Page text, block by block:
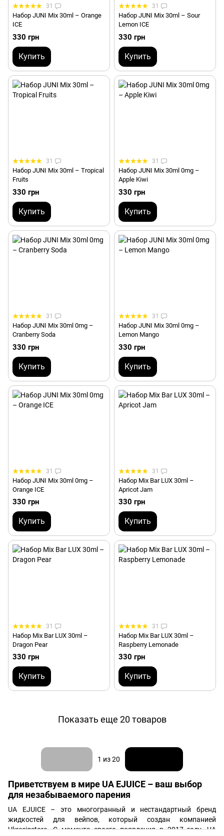
31
Набор JUNI Mix 30ml – Orange
ICE
330 грн
Купить
31
Набор JUNI Mix 30ml – Sour
Lemon ICE
330 грн
Купить
31
Набор JUNI Mix 30ml – Tropical
Fruits
330 грн
Купить
31
Набор JUNI Mix 30ml 0mg –
Apple Kiwi
330 грн
Купить
31
Набор JUNI Mix 30ml 0mg –
Cranberry Soda
330 грн
Купить
31
Набор JUNI Mix 30ml 0mg –
Lemon Mango
330 грн
Купить
31
Набор JUNI Mix 30ml 0mg –
Orange ICE
330 грн
Купить
31
Набор Mix Bar LUX 30ml –
Apricot Jam
330 грн
Купить
31
Набор Mix Bar LUX 30ml –
Dragon Pear
330 грн
Купить
31
Набор Mix Bar LUX 30ml –
Raspberry Lemonade
330 грн
Купить
Показать еще 20 товаров
1 из 20
Приветствуем в мире UA EJUICE – ваш выбор
для незабываемого парения
UA EJUICE – это многогранный и нестандартный бренд
жидкостей для вейпов, который создан компанией
Ukrecigstore. С момента своего появления в 2017 году, UA